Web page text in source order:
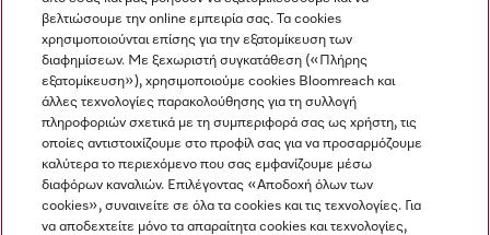
Η εταιρεία μας
Miele στο Instagram
Miele στο Facebook
Miele στο Youtube
βελτιώσουμε την online εμπειρία σας. Τα cookies
χρησιμοποιούνται επίσης για την εξατομίκευση των
διαφημίσεων. Με ξεχωριστή συγκατάθεση («Πλήρης
εξατομίκευση»), χρησιμοποιούμε cookies Bloomreach και
άλλες τεχνολογίες παρακολούθησης για τη συλλογή
πληροφοριών σχετικά με τη συμπεριφορά σας ως χρήστη, τις
οποίες αντιστοιχίζουμε στο προφίλ σας για να προσαρμόζουμε
καλύτερα το περιεχόμενο που σας εμφανίζουμε μέσω
διαφόρων καναλιών. Επιλέγοντας «Αποδοχή όλων των
cookies», συναινείτε σε όλα τα cookies και τις τεχνολογίες. Για
να αποδεχτείτε μόνο τα απαραίτητα cookies και τεχνολογίες,